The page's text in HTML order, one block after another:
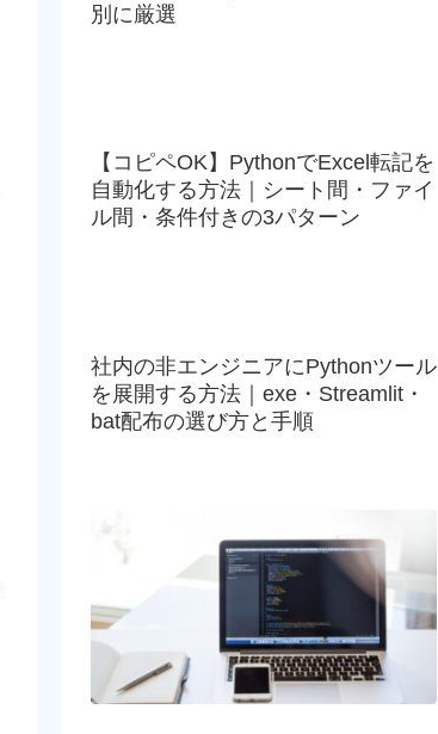
別に厳選
【コピペOK】PythonでExcel転記を
自動化する方法｜シート間・ファイ
ル間・条件付きの3パターン
社内の非エンジニアにPythonツール
を展開する方法｜exe・Streamlit・
bat配布の選び方と手順